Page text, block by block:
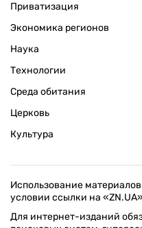
Приватизация
Экономика регионов
Наука
Технологии
Среда обитания
Церковь
Культура
Использование
условии ссылки на
Для интернет-изданий